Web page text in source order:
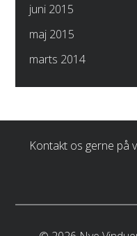
juni 2015
maj 2015
marts 2014
Kontakt os gerne på